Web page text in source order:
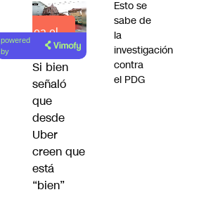
Lea el
artículo
powered
by
Si bien
señaló
que
desde
Uber
creen que
está
“bien”
Esto se
sabe de
la
investigación
contra
el PDG